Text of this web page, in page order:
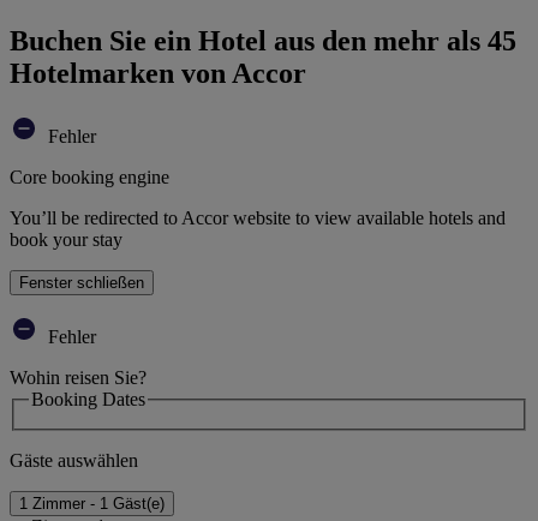
Buchen Sie ein Hotel aus den mehr als 45
Hotelmarken von Accor
Fehler
Core booking engine
You’ll be redirected to Accor website to view available hotels and
book your stay
Fenster schließen
Fehler
Wohin reisen Sie?
Booking Dates
Gäste auswählen
1 Zimmer - 1 Gäst(e)